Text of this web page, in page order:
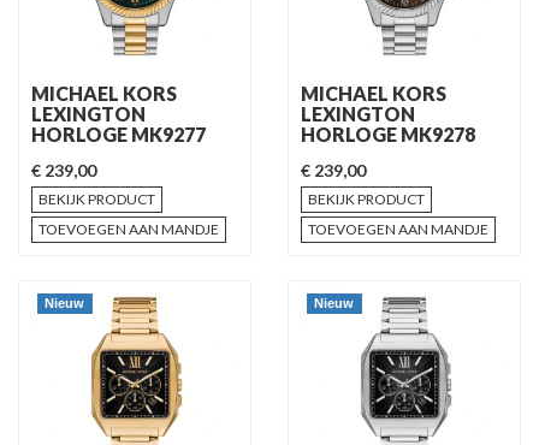
MICHAEL KORS
LEXINGTON
HORLOGE MK9277
€ 239,00
BEKIJK PRODUCT
TOEVOEGEN AAN MANDJE
MICHAEL KORS
LEXINGTON
HORLOGE MK9278
€ 239,00
BEKIJK PRODUCT
TOEVOEGEN AAN MANDJE
Nieuw Nieuw